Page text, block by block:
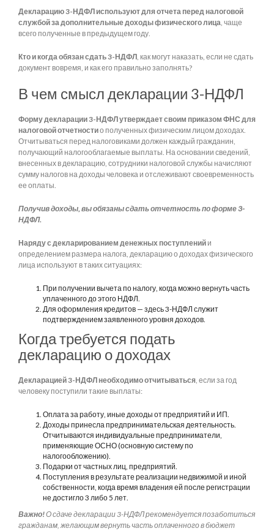
Декларацию 3-НДФЛ используют для отчета перед налоговой
службой за дополнительные доходы физического лица, чаще
всего полученные в предыдущем году.
Кто и когда обязан сдать 3-НДФЛ, как могут наказать, если не сдать
документ вовремя, и как его правильно заполнять?
В чем смысл декларации 3-НДФЛ
Форму декларации 3-НДФЛ утверждает своим приказом ФНС для
налоговой отчетностио полученных физическим лицом доходах.
Отчитываться перед налоговиками должен каждый гражданин,
получающий налогооблагаемые выплаты. На основании сведений,
внесенных в декларацию, сотрудники налоговой службы начисляют
сумму налогов на доходы человека и отслеживают своевременность
ее оплаты.
Получив доходы, вы обязаны сдать отчетность по форме 3-
НДФЛ.
Наряду с декларированием денежных поступлений и
определением размера налога, декларацию о доходах физического
лица используют в таких ситуациях:
При получении вычета по налогу, когда можно вернуть часть
уплаченного до этого НДФЛ.
Для оформления кредитов — здесь 3-НДФЛ служит
подтверждением заявленного уровня доходов.
Когда требуется подать
декларацию о доходах
Декларацией 3-НДФЛ необходимо отчитываться, если за год
человеку поступили такие выплаты:
Оплата за работу, иные доходы от предприятий и ИП.
Доходы принесла предпринимательская деятельность.
Отчитываются индивидуальные предприниматели,
применяющие ОСНО (основную систему по
налогообложению).
Подарки от частных лиц, предприятий.
Поступления в результате реализации недвижимой и иной
собственности, когда время владения ей после регистрации
не достигло 3 либо 5 лет.
Важно!О сдаче декларации 3-НДФЛ рекомендуется позаботиться
гражданам, желающим вернуть часть оплаченного в бюджет